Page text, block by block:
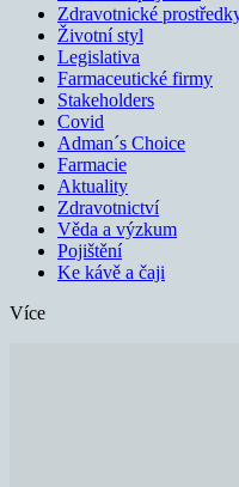
Zdravotnické
Životní styl
Legislativa
Farmaceutické firmy
Stakeholders
Covid
Adman´s Choice
Farmacie
Aktuality
Zdravotnictví
Věda a výzkum
Pojištění
Ke kávě a čaji
Více